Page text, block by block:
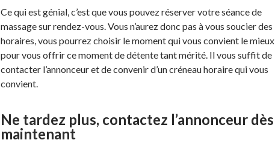
Ce qui est génial, c’est que vous pouvez réserver votre séance de
massage sur rendez-vous. Vous n’aurez donc pas à vous soucier des
horaires, vous pourrez choisir le moment qui vous convient le mieux
pour vous offrir ce moment de détente tant mérité. Il vous suffit de
contacter l’annonceur et de convenir d’un créneau horaire qui vous
convient.
Ne tardez plus, contactez l’annonceur dès
maintenant